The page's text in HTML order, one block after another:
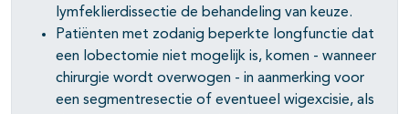
open- en dichtklappen
open- en dichtklappen
open- en dichtklappen
lymfeklierdissectie de behandeling van keuze.
Patiënten met zodanig beperkte longfunctie dat
een lobectomie niet mogelijk is, komen - wanneer
chirurgie wordt overwogen - in aanmerking voor
een segmentresectie of eventueel wigexcisie, als